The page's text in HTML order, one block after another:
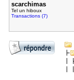
scarchimas
Tel un hiboux
Transactions (7)